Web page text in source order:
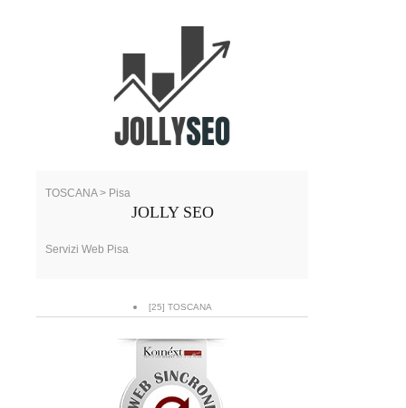
TOSCANA > Pisa
JOLLY SEO
Servizi Web Pisa
[25] TOSCANA